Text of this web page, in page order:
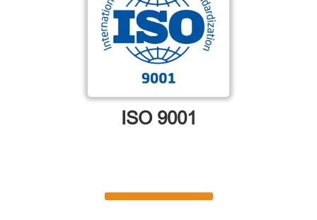
ISO 9001